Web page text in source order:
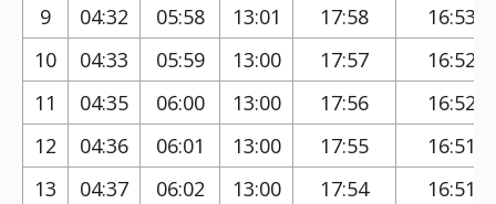
9
04:32 05:58 13:01 17:58
16:53
10
04:33 05:59 13:00 17:57
16:52
11
04:35 06:00 13:00 17:56
16:52
12
04:36 06:01 13:00 17:55
16:51
13
04:37 06:02 13:00 17:54
16:51